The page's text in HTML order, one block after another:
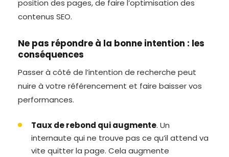
position des pages, de faire l’optimisation des
contenus SEO.
Ne pas répondre à la bonne intention : les
conséquences
Passer à côté de l’intention de recherche peut
nuire à votre référencement et faire baisser vos
performances.
Taux de rebond qui augmente. Un
internaute qui ne trouve pas ce qu’il attend va
vite quitter la page. Cela augmente